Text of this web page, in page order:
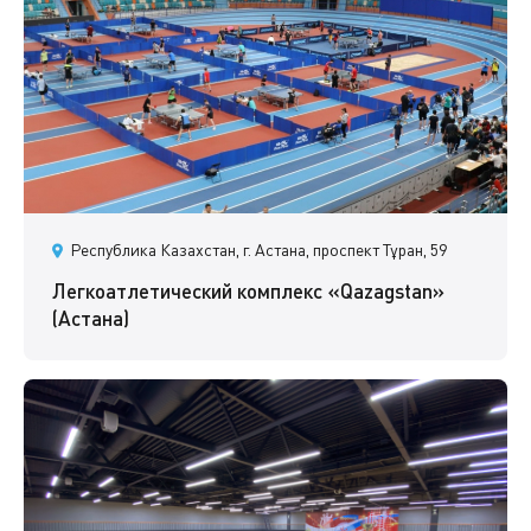
Республика Казахстан, г. Астана, проспект Тұран, 59
Легкоатлетический комплекс «Qazagstan»
(Астана)